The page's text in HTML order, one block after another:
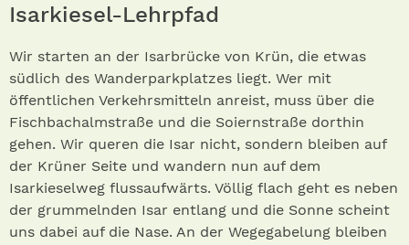
Isarkiesel-Lehrpfad
Wir starten an der Isarbrücke von Krün, die etwas
südlich des Wanderparkplatzes liegt. Wer mit
öffentlichen Verkehrsmitteln anreist, muss über die
Fischbachalmstraße und die Soiernstraße dorthin
gehen. Wir queren die Isar nicht, sondern bleiben auf
der Krüner Seite und wandern nun auf dem
Isarkieselweg flussaufwärts. Völlig flach geht es neben
der grummelnden Isar entlang und die Sonne scheint
uns dabei auf die Nase. An der Wegegabelung bleiben